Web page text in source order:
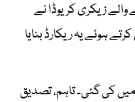
زیکری کریوڈا نے
استعمال کرتے ہوئے یہ ریکارڈ بنایا
موجودہ ریکارڈ کی کوشش ستمبر 2025 میں کی گئی۔ تاہم، تصدیق